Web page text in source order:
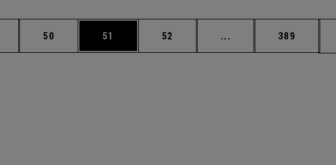
Páginas intermedias Use TAB para desplazarse.
Página
50 Página
51 Página
52 ... Páginas intermedias
Página
389